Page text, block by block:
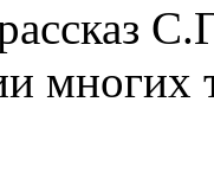
многих